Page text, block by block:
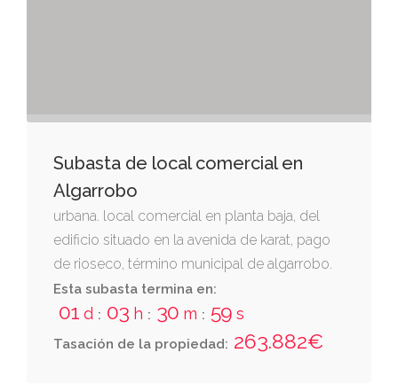
Subasta de local comercial en
Algarrobo
urbana. local comercial en planta baja, del
edificio situado en la avenida de karat, pago
de rioseco, término municipal de algarrobo.
ocupa una superficie útil de 740,24 metros
cuadrados, si bien después de varias
segregaciones resta una superficie de 431,87
Esta subasta termina en:
01 d : 03 h : 30 m : 58 s
Tasación de la propiedad: 263.882€